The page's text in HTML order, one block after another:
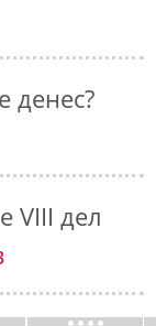
денес?
VIII дел